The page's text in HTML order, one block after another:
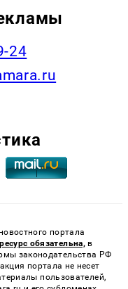
24
портала
обязательна, в
законодательства РФ
портала не несет
пользователей,